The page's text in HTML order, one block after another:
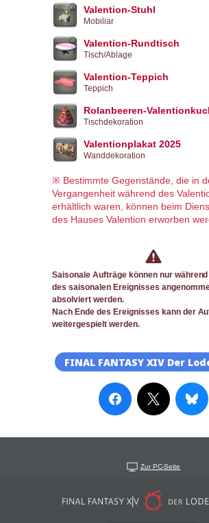
Valention-Stuhl
Mobiliar
Valention-Rundtisch
Tisch/Ablage
Valention-Teppich
Teppich
Rolanbeeren-
Tischdekoration
Valentionplakat 2025
Wanddekoration
※ Bestimmte Gegenstände, die in
Vergangenheit während des
erhältlich waren, können beim
des Hauses Valention erworben
Saisonale Aufträge können nur
des saisonalen Ereignisses
absolviert werden.
Nach Ende des Ereignisses kann der
weitergespielt werden.
FINAL FANTASY XIV Der
Zur PC-Seite